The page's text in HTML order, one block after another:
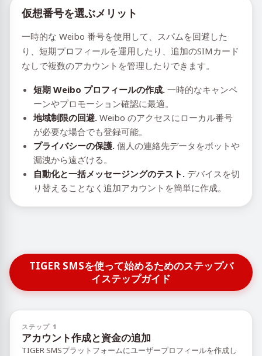
仮想番号を選ぶメリット
一時的な Weibo 番号を使用して、スパムを回避した
り、短期プロフィールを運用したり、追加のSIMカード
なしで複数のアカウントを管理したりできます。
短期 Weibo プロフィールの作成. 一時的なキャンペ
ーンやプロモーション確認に最適。
地域制限の回避. Weibo のアクセスにローカル番号
が必要な場合でも登録可能。
プライバシーの保護. 個人の連絡先データをボットや
漏洩から遠ざける。
自動化と一括メッセージングのテスト. デバイスを切
り替えることなく追加アカウントを簡単に作成。
TIGER SMSを使って始めるためのステップバ
イステップガイド
ステップ 1
アカウント作成と資金の追加
TIGER SMSプラットフォームにユーザープロフィールを作成し